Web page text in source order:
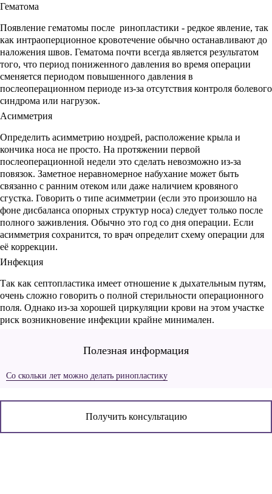
Гематома
Появление гематомы после ринопластики - редкое явление, так
как интраоперционное кровотечение обычно останавливают до
наложения швов. Гематома почти всегда является результатом
того, что период пониженного давления во время операции
сменяется периодом повышенного давления в
послеоперационном периоде из-за отсутствия контроля болевого
синдрома или нагрузок.
Асимметрия
Определить асимметрию ноздрей, расположение крыла и
кончика носа не просто. На протяжении первой
послеоперационной недели это сделать невозможно из-за
повязок. Заметное неравномерное набухание может быть
связанно с ранним отеком или даже наличием кровяного
сгустка. Говорить о типе асимметрии (если это произошло на
фоне дисбаланса опорных структур носа) следует только после
полного заживления. Обычно это год со дня операции. Если
асимметрия сохранится, то врач определит схему операции для
её коррекции.
Инфекция
Так как септопластика имеет отношение к дыхательным путям,
очень сложно говорить о полной стерильности операционного
поля. Однако из-за хорошей циркуляции крови на этом участке
риск возникновение инфекции крайне минимален.
Полезная информация
Со скольки лет можно делать ринопластику
Получить консультацию